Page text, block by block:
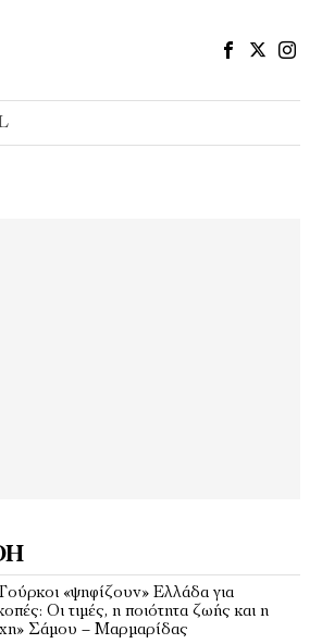
«ψηφίζουν» Ελλάδα για
Οι τιμές, η ποιότητα ζωής και η
Σάμου – Μαρμαρίδας